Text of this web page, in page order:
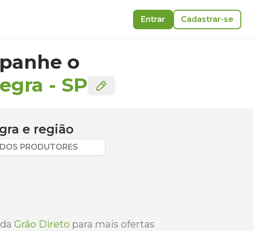
Entrar Cadastrar-se
o
- SP
e região
PRODUTORES
Grão Direto para mais ofertas